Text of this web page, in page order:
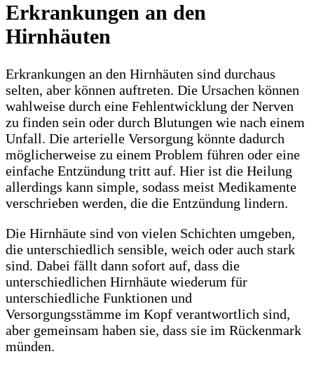
Erkrankungen an den
Hirnhäuten
Erkrankungen an den Hirnhäuten sind durchaus
selten, aber können auftreten. Die Ursachen können
wahlweise durch eine Fehlentwicklung der Nerven
zu finden sein oder durch Blutungen wie nach einem
Unfall. Die arterielle Versorgung könnte dadurch
möglicherweise zu einem Problem führen oder eine
einfache Entzündung tritt auf. Hier ist die Heilung
allerdings kann simple, sodass meist Medikamente
verschrieben werden, die die Entzündung lindern.
Die Hirnhäute sind von vielen Schichten umgeben,
die unterschiedlich sensible, weich oder auch stark
sind. Dabei fällt dann sofort auf, dass die
unterschiedlichen Hirnhäute wiederum für
unterschiedliche Funktionen und
Versorgungsstämme im Kopf verantwortlich sind,
aber gemeinsam haben sie, dass sie im Rückenmark
münden.